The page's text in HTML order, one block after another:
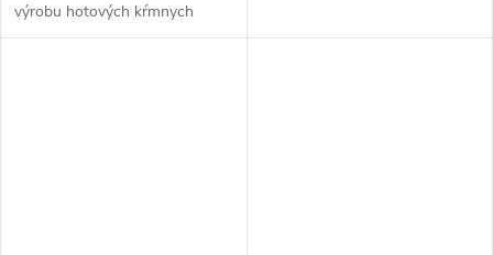
výrobu hotových kŕmnych
zmesí A1, A2, A3-VUL, PKK.
okrem plnohodnotnej výživy je